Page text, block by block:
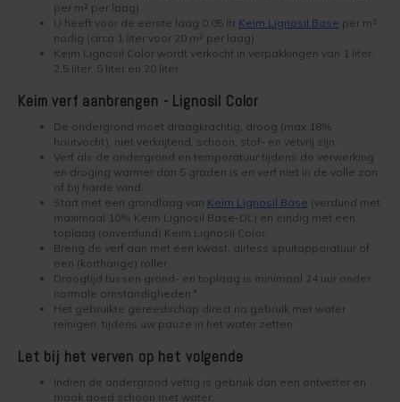
Kelder verven
Keim gevelverf
Keim kalkverf
Wat is afwasbare muurverf
Muur Impregneren
Onderhoud bij Keim verf
Spuiten van Keim verf
Buitenmuur verf kiezen
Concreton-W
Design Lasur
Eco-paint-Stripper
Lignosil Color
Lignosil HRP
Lignosil Inco DL
per m² per laag).
U heeft voor de eerste laag 0,05 ltr Keim Lignosil Base per m²
nodig (circa 1 liter voor 20 m² per laag).
Keim Lignosil Color wordt verkocht in verpakkingen van 1 liter,
2,5 liter, 5 liter en 20 liter.
Keim verf aanbrengen - Lignosil Color
De ondergrond moet draagkrachtig, droog (max 18%
houtvocht), niet verkrijtend, schoon, stof- en vetvrij zijn.
Verf als de ondergrond en temperatuur tijdens de verwerking
en droging warmer dan 5 graden is en verf niet in de volle zon
of bij harde wind.
Start met een grondlaag van Keim Lignosil Base (verdund met
maximaal 10% Keim Lignosil Base-DL) en eindig met een
toplaag (onverdund) Keim Lignosil Color.
Breng de verf aan met een kwast, airless spuitapparatuur of
een (kortharige) roller.
Droogtijd tussen grond- en toplaag is minimaal 24 uur onder
normale omstandigheden.*
Het gebruikte gereedschap direct na gebruik met water
reinigen, tijdens uw pauze in het water zetten.
Let bij het verven op het volgende
Indien de ondergrond vettig is gebruik dan een ontvetter en
maak goed schoon met water.